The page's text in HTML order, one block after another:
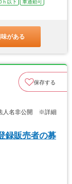
ｈ以下
車通勤可
がある
保存する
法人名非公開 ※詳細
録販売者の募